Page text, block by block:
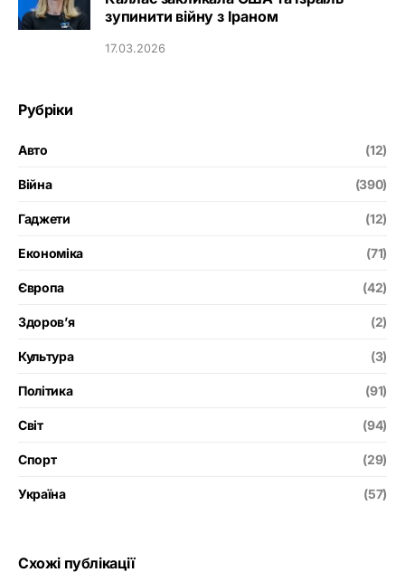
зупинити війну з Іраном
17.03.2026
Рубріки
Авто (12)
Війна (390)
Гаджети (12)
Економіка (71)
Європа (42)
Здоров’я (2)
Культура (3)
Політика (91)
Світ (94)
Спорт (29)
Україна (57)
Схожі публікації